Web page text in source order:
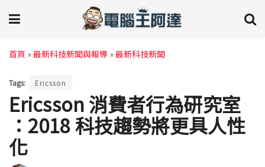
首頁 »最新科技新聞與報導 »最新科技新聞
Tags: Ericsson
Ericsson 消費者行為研究室
：2018 科技趨勢將更具人性
化